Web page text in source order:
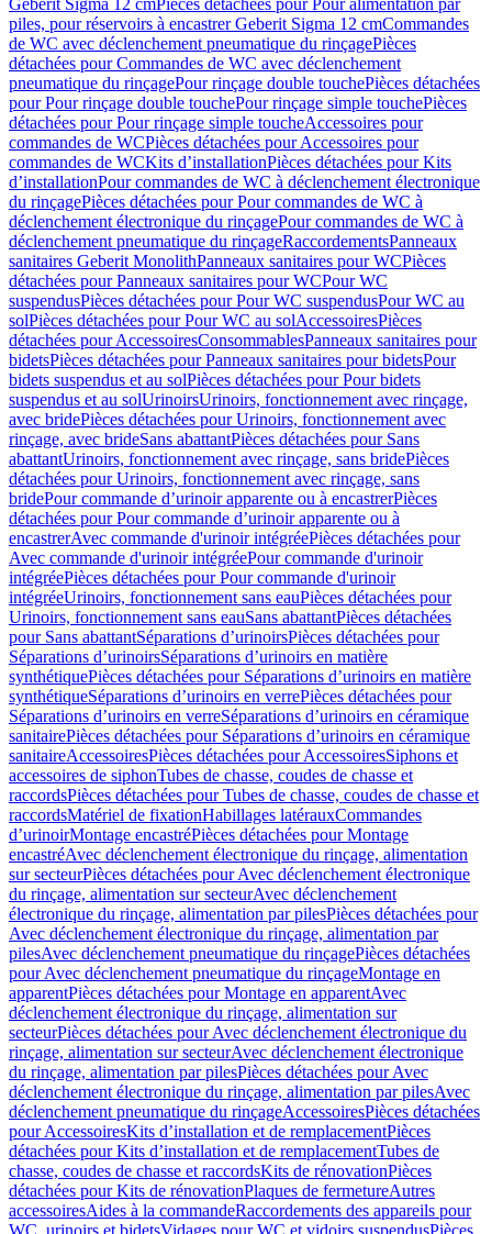
Geberit Sigma 12 cmPièces détachées pour Pour alimentation par
piles, pour réservoirs à encastrer Geberit Sigma 12 cmCommandes
de WC avec déclenchement pneumatique du rinçagePièces
détachées pour Commandes de WC avec déclenchement
pneumatique du rinçagePour rinçage double touchePièces détachées
pour Pour rinçage double touchePour rinçage simple touchePièces
détachées pour Pour rinçage simple toucheAccessoires pour
commandes de WCPièces détachées pour Accessoires pour
commandes de WCKits d’installationPièces détachées pour Kits
d’installationPour commandes de WC à déclenchement électronique
du rinçagePièces détachées pour Pour commandes de WC à
déclenchement électronique du rinçagePour commandes de WC à
déclenchement pneumatique du rinçageRaccordementsPanneaux
sanitaires Geberit MonolithPanneaux sanitaires pour WCPièces
détachées pour Panneaux sanitaires pour WCPour WC
suspendusPièces détachées pour Pour WC suspendusPour WC au
solPièces détachées pour Pour WC au solAccessoiresPièces
détachées pour AccessoiresConsommablesPanneaux sanitaires pour
bidetsPièces détachées pour Panneaux sanitaires pour bidetsPour
bidets suspendus et au solPièces détachées pour Pour bidets
suspendus et au solUrinoirsUrinoirs, fonctionnement avec rinçage,
avec bridePièces détachées pour Urinoirs, fonctionnement avec
rinçage, avec brideSans abattantPièces détachées pour Sans
abattantUrinoirs, fonctionnement avec rinçage, sans bridePièces
détachées pour Urinoirs, fonctionnement avec rinçage, sans
bridePour commande d’urinoir apparente ou à encastrerPièces
détachées pour Pour commande d’urinoir apparente ou à
encastrerAvec commande d'urinoir intégréePièces détachées pour
Avec commande d'urinoir intégréePour commande d'urinoir
intégréePièces détachées pour Pour commande d'urinoir
intégréeUrinoirs, fonctionnement sans eauPièces détachées pour
Urinoirs, fonctionnement sans eauSans abattantPièces détachées
pour Sans abattantSéparations d’urinoirsPièces détachées pour
Séparations d’urinoirsSéparations d’urinoirs en matière
synthétiquePièces détachées pour Séparations d’urinoirs en matière
synthétiqueSéparations d’urinoirs en verrePièces détachées pour
Séparations d’urinoirs en verreSéparations d’urinoirs en céramique
sanitairePièces détachées pour Séparations d’urinoirs en céramique
sanitaireAccessoiresPièces détachées pour AccessoiresSiphons et
accessoires de siphonTubes de chasse, coudes de chasse et
raccordsPièces détachées pour Tubes de chasse, coudes de chasse et
raccordsMatériel de fixationHabillages latérauxCommandes
dʼurinoirMontage encastréPièces détachées pour Montage
encastréAvec déclenchement électronique du rinçage, alimentation
sur secteurPièces détachées pour Avec déclenchement électronique
du rinçage, alimentation sur secteurAvec déclenchement
électronique du rinçage, alimentation par pilesPièces détachées pour
Avec déclenchement électronique du rinçage, alimentation par
pilesAvec déclenchement pneumatique du rinçagePièces détachées
pour Avec déclenchement pneumatique du rinçageMontage en
apparentPièces détachées pour Montage en apparentAvec
déclenchement électronique du rinçage, alimentation sur
secteurPièces détachées pour Avec déclenchement électronique du
rinçage, alimentation sur secteurAvec déclenchement électronique
du rinçage, alimentation par pilesPièces détachées pour Avec
déclenchement électronique du rinçage, alimentation par pilesAvec
déclenchement pneumatique du rinçageAccessoiresPièces détachées
pour AccessoiresKits d’installation et de remplacementPièces
détachées pour Kits d’installation et de remplacementTubes de
chasse, coudes de chasse et raccordsKits de rénovationPièces
détachées pour Kits de rénovationPlaques de fermetureAutres
accessoiresAides à la commandeRaccordements des appareils pour
WC, urinoirs et bidetsVidages pour WC et vidoirs suspendusPièces